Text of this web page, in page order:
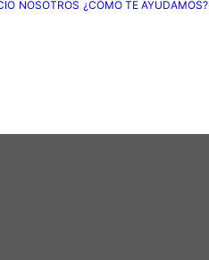
NOSOTROS ¿CÓMO TE AYUDAMOS?